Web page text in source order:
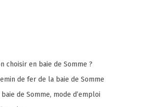
choisir en baie de Somme ?
de fer de la baie de Somme
de Somme, mode d’emploi